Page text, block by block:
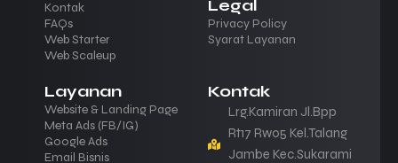
Tombol WhatsApp
Wordpress Premium
Loading Cepat
Waktu Pengerjaan 1-2 Hari
Kontak
FAQs
Web Starter
Web Scaleup
Legal
Privacy Policy
Syarat Layanan
Layanan
Website & Landing Page
Meta Ads (FB/IG)
Google Ads
Email Bisnis
Kontak
Lrg.Kamiran Jl.Bpp
Rt17 Rw05 Kel.Talang
Jambe Kec.Sukarami